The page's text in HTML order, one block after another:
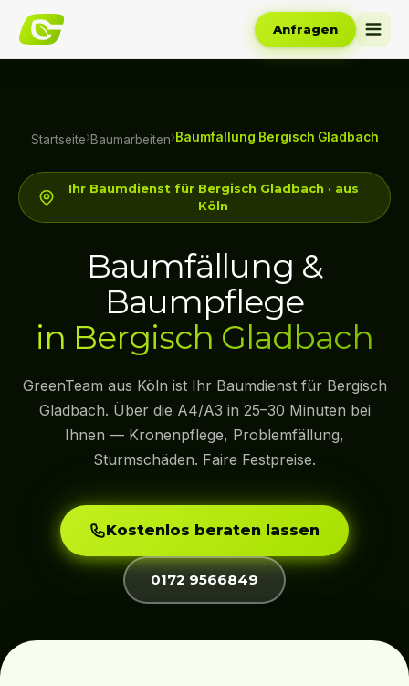
Anfragen
Startseite›Baumarbeiten›Baumfällung Bergisch Gladbach
Ihr Baumdienst für Bergisch Gladbach · aus
Köln
Baumfällung &
Baumpflege
in Bergisch Gladbach
GreenTeam aus Köln ist Ihr Baumdienst für Bergisch
Gladbach. Über die A4/A3 in 25–30 Minuten bei
Ihnen — Kronenpflege, Problemfällung,
Sturmschäden. Faire Festpreise.
Kostenlos beraten lassen
0172 9566849